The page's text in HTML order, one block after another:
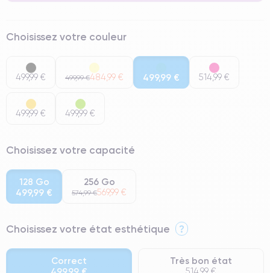
Choisissez votre couleur
499,99 € 499,99 €484,99 € 499,99 € 514,99 €
499,99 € 499,99 €
Choisissez votre capacité
128 Go
499,99 €
256 Go
574,99 €569,99 €
Choisissez votre état esthétique ?
Correct
Très bon état